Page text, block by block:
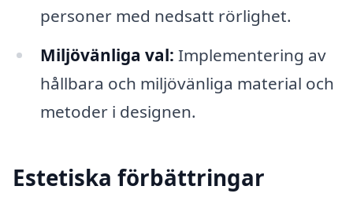
personer med nedsatt rörlighet.
Miljövänliga val: Implementering av
hållbara och miljövänliga material och
metoder i designen.
Estetiska förbättringar